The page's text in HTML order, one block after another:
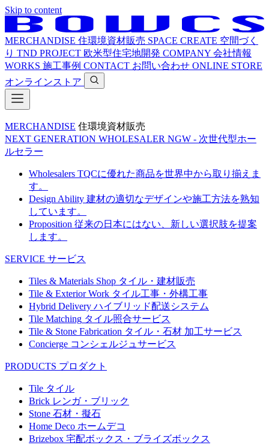
Skip to content
MERCHANDISE 住環境資材販売 SPACE CREATE 空間づく
り TND PROJECT 欧米型住宅地開発 COMPANY 会社情報
WORKS 施工事例 CONTACT お問い合わせ ONLINE STORE
オンラインストア
MERCHANDISE 住環境資材販売
NEXT GENERATION WHOLESALER NGW - 次世代型ホー
ルセラー
Wholesalers TQCに優れた商品を世界中から取り揃えま
す。
Design Ability 建材の適切なデザインや施工方法を熟知
しています。
Proposition 従来の日本にはない、新しい選択肢を提案
します。
SERVICE サービス
Tiles & Materials Shop タイル・建材販売
Tile & Exterior Work タイル工事・外構工事
Hybrid Delivery ハイブリッド配送システム
Tile Matching タイル照合サービス
Tile & Stone Fabrication タイル・石材 加工サービス
Concierge コンシェルジュサービス
PRODUCTS プロダクト
Tile タイル
Brick レンガ・ブリック
Stone 石材・擬石
Home Deco ホームデコ
Brizebox 宅配ボックス・ブライズボックス